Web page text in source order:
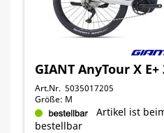
GIANT AnyTour X
Art.Nr. 5035017205
Größe: M
Artikel ist
bestellbar